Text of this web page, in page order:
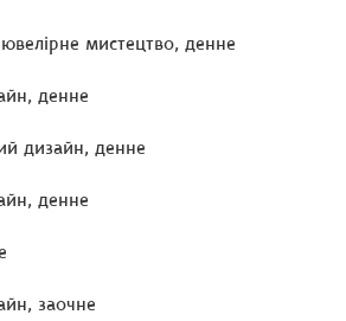
мистецтво, денне
денне
дизайн, денне
денне
заочне